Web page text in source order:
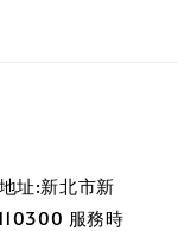
址:新北市新
服務時